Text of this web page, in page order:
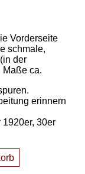
Vorderseite
schmale,
der
Maße ca.
erinnern
30er